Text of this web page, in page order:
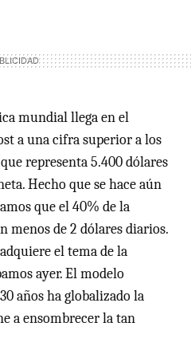
mundial llega en el
a una cifra superior a los
representa 5.400 dólares
Hecho que se hace aún
que el 40% de la
menos de 2 dólares diarios.
el tema de la
ayer. El modelo
años ha globalizado la
a ensombrecer la tan